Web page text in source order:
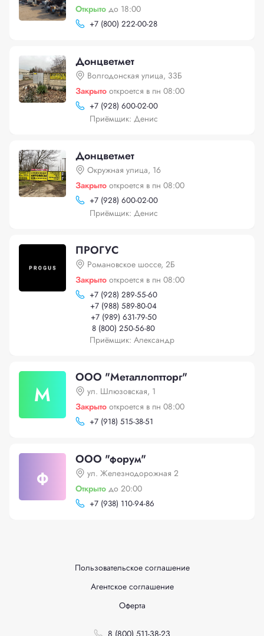
Открыто до 18:00
+7 (800) 222-00-28
Донцветмет
Волгодонская улица, 33Б
Закрыто откроется в пн 08:00
+7 (928) 600-02-00
Приёмщик: Денис
Донцветмет
Окружная улица, 16
Закрыто откроется в пн 08:00
+7 (928) 600-02-00
Приёмщик: Денис
ПРОГУС
Романовское шоссе, 2Б
Закрыто откроется в пн 08:00
+7 (928) 289-55-60
+7 (988) 589-80-04
+7 (989) 631-79-50
8 (800) 250-56-80
Приёмщик: Александр
М
ООО "Металлоптторг"
ул. Шлюзовская, 1
Закрыто откроется в пн 08:00
+7 (918) 515-38-51
ф
ООО "форум"
ул. Железнодорожная 2
Открыто до 20:00
+7 (938) 110-94-86
Пользовательское соглашение
Агентское соглашение
Оферта
8 (800) 511-38-23